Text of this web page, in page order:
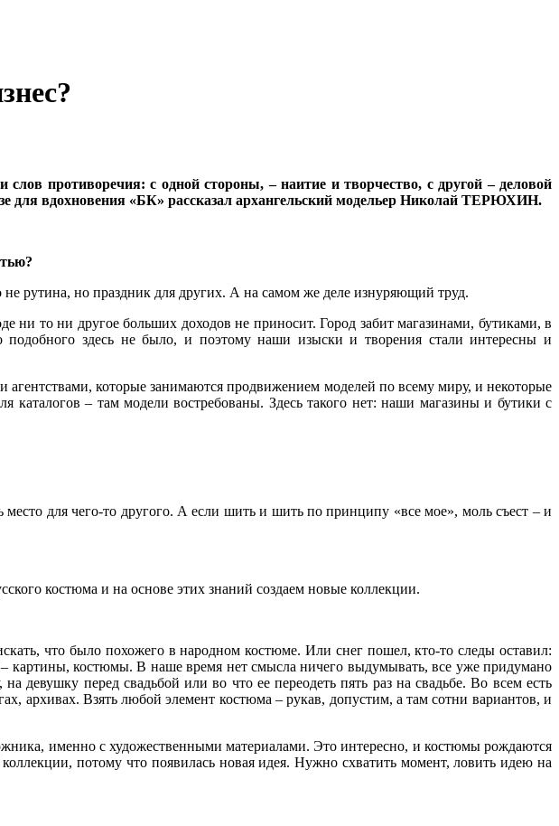
противоречия: с одной стороны, – наитие и творчество, с другой – деловой
для вдохновения «БК» рассказал архангельский модельер Николай ТЕРЮХИН.
рутина, но праздник для других. А на самом же деле изнуряющий труд.
то ни другое больших доходов не приносит. Город забит магазинами, бутиками, в
подобного здесь не было, и поэтому наши изыски и творения стали интересны и
которые занимаются продвижением моделей по всему миру, и некоторые
– там модели востребованы. Здесь такого нет: наши магазины и бутики с
для чего-то другого. А если шить и шить по принципу «все мое», моль съест – и
костюма и на основе этих знаний создаем новые коллекции.
что было похожего в народном костюме. Или снег пошел, кто-то следы оставил:
костюмы. В наше время нет смысла ничего выдумывать, все уже придумано
девушку перед свадьбой или во что ее переодеть пять раз на свадьбе. Во всем есть
архивах. Взять любой элемент костюма – рукав, допустим, а там сотни вариантов, и
именно с художественными материалами. Это интересно, и костюмы рождаются
потому что появилась новая идея. Нужно схватить момент, ловить идею на